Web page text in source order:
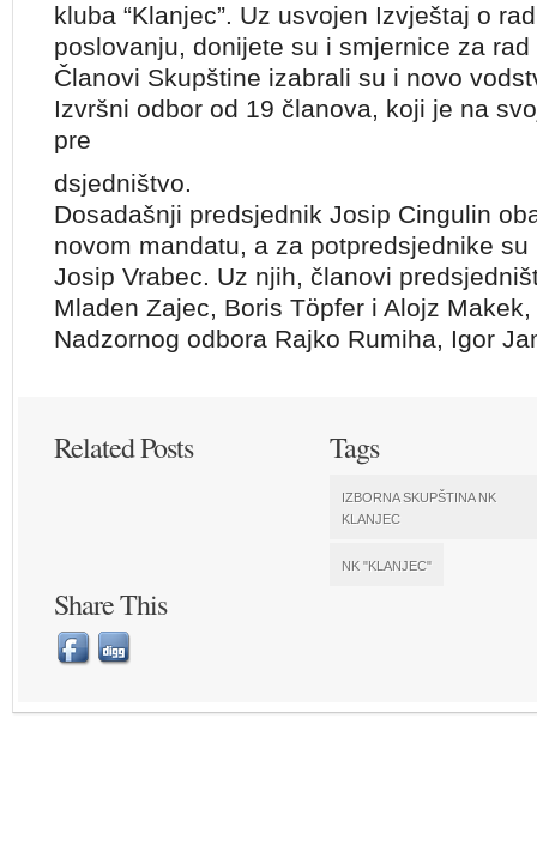
kluba “Klanjec”. Uz usvojen Izvještaj o
poslovanju, donijete su i smjernice za
Članovi Skupštine izabrali su i novo
Izvršni odbor od 19 članova, koji je na
pre
dsjedništvo.
Dosadašnji predsjednik Josip Cingulin
novom mandatu, a za potpredsjednike
Josip Vrabec. Uz njih, članovi
Mladen Zajec, Boris Töpfer i Alojz
Nadzornog odbora Rajko Rumiha, Igor
Related Posts Tags
IZBORNA SKUPŠTINA NK
KLANJEC
NK "KLANJEC"
Share This